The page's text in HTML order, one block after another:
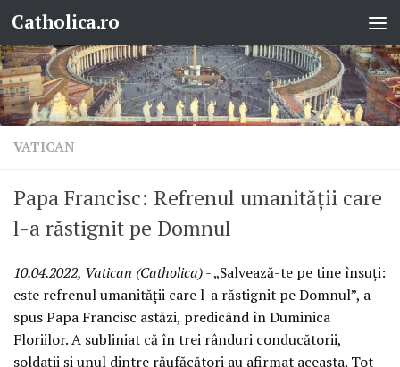
Skip to content
Catholica.ro
VATICAN
Papa Francisc: Refrenul umanității care
l-a răstignit pe Domnul
10.04.2022, Vatican (Catholica)- „Salvează-te pe tine însuți:
este refrenul umanității care l-a răstignit pe Domnul”, a
spus Papa Francisc astăzi, predicând în Duminica
Floriilor. A subliniat că în trei rânduri conducătorii,
soldații și unul dintre răufăcători au afirmat aceasta. Tot